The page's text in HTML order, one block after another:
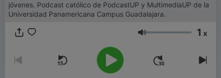
jóvenes. Podcast católico de PodcastUP y MultimediaUP de la
Universidad Panamericana Campus Guadalajara.
Volumen 1 x